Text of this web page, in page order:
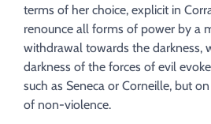
terms of her choice, explicit in
renounce all forms of power by a
withdrawal towards the darkness,
darkness of the forces of evil
such as Seneca or Corneille, but
of non-violence.